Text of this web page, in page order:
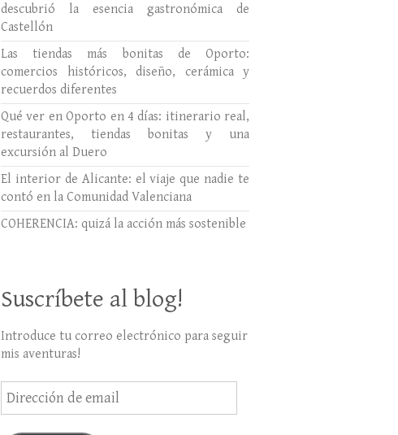
descubrió la esencia gastronómica de
Castellón
Las tiendas más bonitas de Oporto:
comercios históricos, diseño, cerámica y
recuerdos diferentes
Qué ver en Oporto en 4 días: itinerario real,
restaurantes, tiendas bonitas y una
excursión al Duero
El interior de Alicante: el viaje que nadie te
contó en la Comunidad Valenciana
COHERENCIA: quizá la acción más sostenible
Suscríbete al blog!
Introduce tu correo electrónico para seguir
mis aventuras!
Dirección
de